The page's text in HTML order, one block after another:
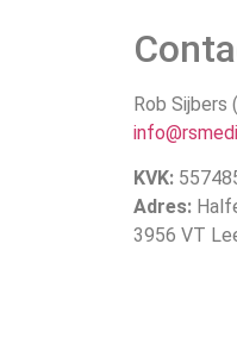
Rob Sijbers
KVK:
Adres:
3956 VT